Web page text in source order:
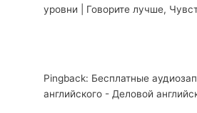
уровни | Говорите лучше,
Pingback: Бесплатные
английского - Деловой